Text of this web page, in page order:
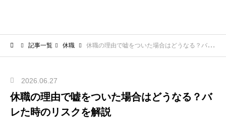
記事一覧 休職 休職の理由で嘘をついた場合はどうなる？バレた時のリスクを解説
2026.06.27
休職の理由で嘘をついた場合はどうなる？バ
レた時のリスクを解説